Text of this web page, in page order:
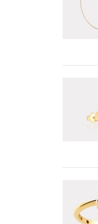
seçimi yapılan
için geçerlidir.
ile verilen siparişler,